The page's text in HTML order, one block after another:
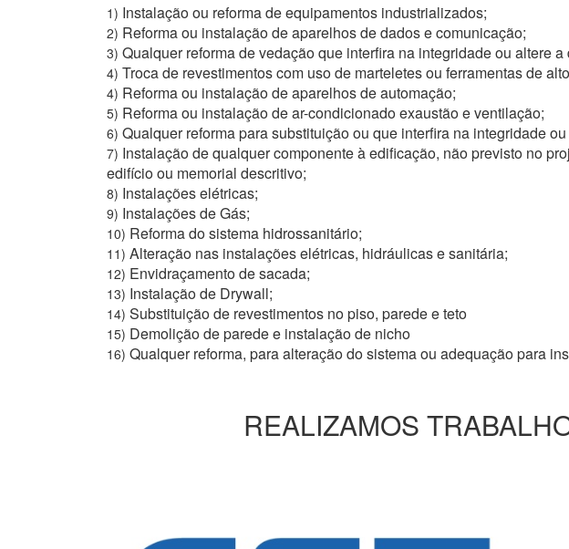
1) Instalação ou reforma de equipamentos industrializados;
2) Reforma ou instalação de aparelhos de dados e comunicação;
3) Qualquer reforma de vedação que interfira na integridade ou altere
4) Troca de revestimentos com uso de marteletes ou ferramentas de
4) Reforma ou instalação de aparelhos de automação;
5) Reforma ou instalação de ar-condicionado exaustão e ventilação;
6) Qualquer reforma para substituição ou que interfira na integridade
7) Instalação de qualquer componente à edificação, não previsto no
edifício ou memorial descritivo;
8) Instalações elétricas;
9) Instalações de Gás;
10) Reforma do sistema hidrossanitário;
11) Alteração nas instalações elétricas, hidráulicas e sanitária;
12) Envidraçamento de sacada;
13) Instalação de Drywall;
14) Substituição de revestimentos no piso, parede e teto
15) Demolição de parede e instalação de nicho
16) Qualquer reforma, para alteração do sistema ou adequação para
REALIZAMOS